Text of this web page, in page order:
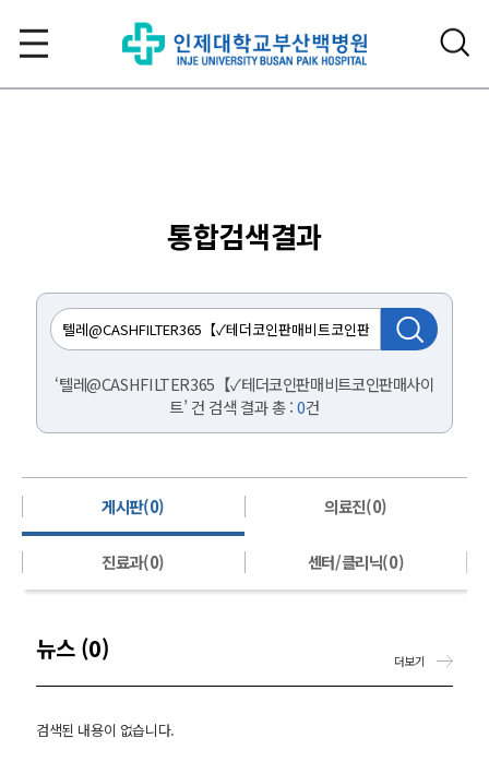
통합검색결과
‘텔레@CASHFILTER365【✓테더코인판매비트코인판매사이
트’ 건 검색 결과 총 :0건
게시판(0) 의료진(0)
진료과(0) 센터/클리닉(0)
뉴스 (0)
검색된 내용이 없습니다.
더보기